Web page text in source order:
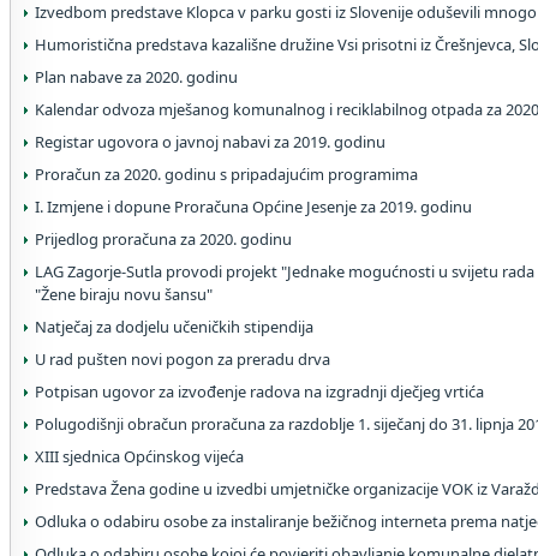
Izvedbom predstave Klopca v parku gosti iz Slovenije oduševili
Humoristična predstava kazališne družine Vsi prisotni iz Črešnjevca,
Plan nabave za 2020. godinu
Kalendar odvoza mješanog komunalnog i reciklabilnog otpada za
Registar ugovora o javnoj nabavi za 2019. godinu
Proračun za 2020. godinu s pripadajućim programima
I. Izmjene i dopune Proračuna Općine Jesenje za 2019. godinu
Prijedlog proračuna za 2020. godinu
LAG Zagorje-Sutla provodi projekt "Jednake mogućnosti u svijetu
"Žene biraju novu šansu"
Natječaj za dodjelu učeničkih stipendija
U rad pušten novi pogon za preradu drva
Potpisan ugovor za izvođenje radova na izgradnji dječjeg vrtića
Polugodišnji obračun proračuna za razdoblje 1. siječanj do 31. lipnja
XIII sjednica Općinskog vijeća
Predstava Žena godine u izvedbi umjetničke organizacije VOK iz
Odluka o odabiru osobe za instaliranje bežičnog interneta prema